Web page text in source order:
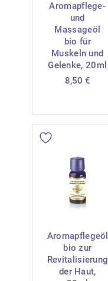
Aromapflege-
und
Massageöl
bio für
Muskeln und
Gelenke, 20ml
8,50 €
Aromapflegeöl
bio zur
Revitalisierung
der Haut,